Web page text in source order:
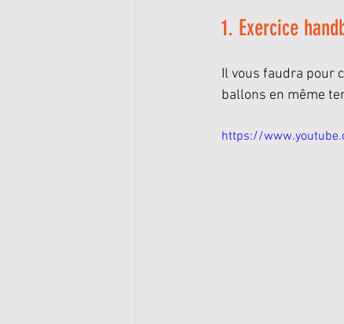
1. Exercice
Il vous faudra pour
ballons en même
https://